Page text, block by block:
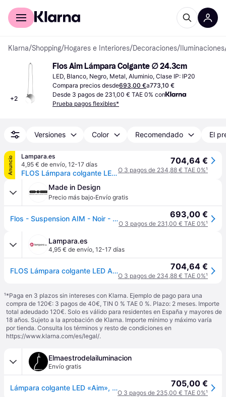
Comprar con Klarna
Klarna/Shopping/Hogares e Interiores/Decoraciones/ Iluminaciones
+2
Flos Aim Lámpara Colgante ∅ 24.3cm
LED, Blanco, Negro, Metal, Aluminio, Clase IP: IP20
Compara precios desde693,00 €a773,10 €
Desde 3 pagos de 231,00 € TAE 0% con
Prueba pagos flexibles*
Versiones Color Recomendado El
Anuncio
Lampara.es
4,95 € de envío, 12-17 días
FLOS Lámpara colgante LED AIM, atenuable, Blanco / Ópalo, Salón / Comedor, Aluminio, Diseño
704,64 €
O 3 pagos de 234,88 € TAE 0%¹
Made in Design
Precio más bajo·Envío gratis
Flos - Suspension AIM - Noir - Aluminium peint - Designer Ronan & Erwan Bouroullec 693,00 €
O 3 pagos de 231,00 € TAE 0%¹
Lampara.es
4,95 € de envío, 12-17 días
FLOS Lámpara colgante LED AIM, atenuable, Blanco / Ópalo, Salón / Comedor, Aluminio, Diseño 704,64 €
O 3 pagos de 234,88 € TAE 0%¹
¹*Paga en 3 plazos sin intereses con Klarna. Ejemplo de pago para una
compra de 120€: 3 pagos de 40€, TIN 0 % TAE 0 %. Plazo: 2 meses. Importe
total adeudado 120€. Solo es válido para residentes en España y mayores de
18 años. Sujeto a la aprobación de Klarna. Importe mínimo y máximo varía
por tienda. Consulta los términos y resto de condiciones en
https://www.klarna.com/es/legal/.
Elmaestrodelailuminacion
Envío gratis
Lámpara colgante LED «Aim», negra - FLOS - Sala de estar / salón - Diseño - Metal - Bombilla única 705,00 €
O 3 pagos de 235,00 € TAE 0%¹